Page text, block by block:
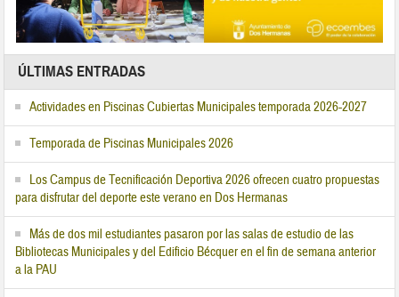
ÚLTIMAS ENTRADAS
Actividades en Piscinas Cubiertas Municipales temporada 2026-2027
Temporada de Piscinas Municipales 2026
Los Campus de Tecnificación Deportiva 2026 ofrecen cuatro propuestas
para disfrutar del deporte este verano en Dos Hermanas
Más de dos mil estudiantes pasaron por las salas de estudio de las
Bibliotecas Municipales y del Edificio Bécquer en el fin de semana anterior
a la PAU